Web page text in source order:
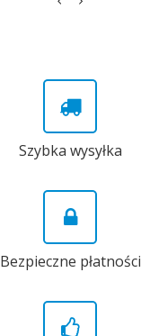
Szybka wysyłka
Bezpieczne płatności